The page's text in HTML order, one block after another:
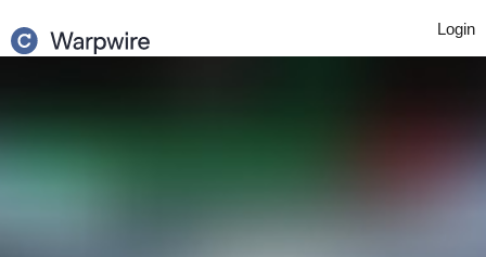
Login